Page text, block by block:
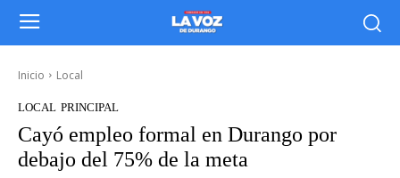
Inicio Local
LOCAL PRINCIPAL
Cayó empleo formal en Durango por
debajo del 75% de la meta